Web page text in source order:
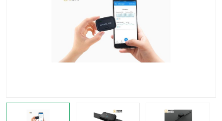
人机交互实验室
神经营销与消费行为实验 车俩与驾驶模拟
人机环境同步云平台 人因测评专家系统